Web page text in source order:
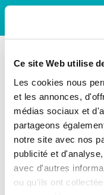
Ce site Web utilise
Les cookies nous
et les annonces,
médias sociaux et
partageons
notre site avec nos
publicité et
avec d'autres
ou qu'ils ont